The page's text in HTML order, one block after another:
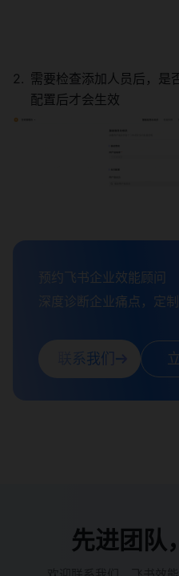
需要检查添加人员后，是
配置后才会生效
预约飞书企业效能顾问
深度诊断企业痛点，定
联系我们
先进团队